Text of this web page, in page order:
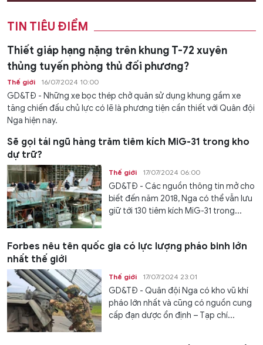
TIN TIÊU ĐIỂM
Thiết giáp hạng nặng trên khung T-72 xuyên
thủng tuyến phòng thủ đối phương?
Thế giới 16/07/2024 10:00
GD&TĐ - Những xe bọc thép chở quân sử dụng khung gầm xe
tăng chiến đấu chủ lực có lẽ là phương tiện cần thiết với Quân đội
Nga hiện nay.
Sẽ gọi tái ngũ hàng trăm tiêm kích MiG-31 trong kho
dự trữ?
Thế giới 17/07/2024 06:00
GD&TĐ - Các nguồn thông tin mở cho
biết đến năm 2018, Nga có thể vẫn lưu
giữ tới 130 tiêm kích MiG-31 trong...
Forbes nêu tên quốc gia có lực lượng pháo binh lớn
nhất thế giới
Thế giới 17/07/2024 23:01
GD&TĐ - Quân đội Nga có kho vũ khí
pháo lớn nhất và cũng có nguồn cung
cấp đạn dược ổn định – Tạp chí...